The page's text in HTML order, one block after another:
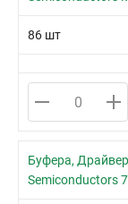
86 шт
Буфера,
Semiconductors